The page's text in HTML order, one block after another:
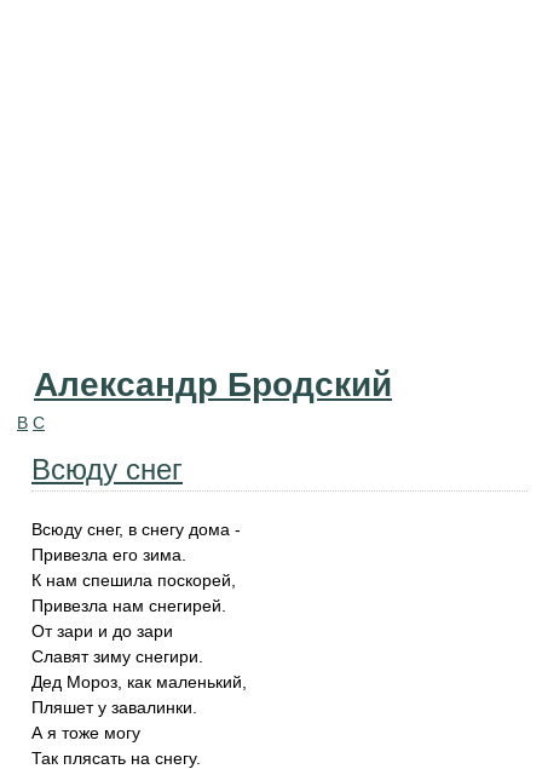
Александр Бродский
В С
Всюду снег
Всюду снег, в снегу дома -
Привезла его зима.
К нам спешила поскорей,
Привезла нам снегирей.
От зари и до зари
Славят зиму снегири.
Дед Мороз, как маленький,
Пляшет у завалинки.
А я тоже могу
Так плясать на снегу.